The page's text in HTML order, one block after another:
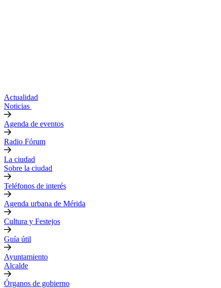
Actualidad
Noticias
Agenda de eventos
Radio Fórum
La ciudad
Sobre la ciudad
Teléfonos de interés
Agenda urbana de Mérida
Cultura y Festejos
Guía útil
Ayuntamiento
Alcalde
Órganos de gobierno